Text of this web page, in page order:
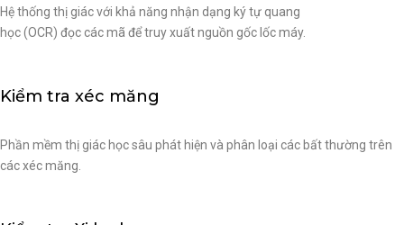
Hệ thống thị giác với khả năng nhận dạng ký tự quang
học (OCR) đọc các mã để truy xuất nguồn gốc lốc máy.
Kiểm tra xéc măng
Phần mềm thị giác học sâu phát hiện và phân loại các bất thường trên
các xéc măng.